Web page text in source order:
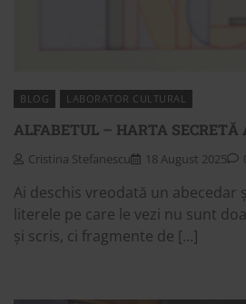
BLOG LABORATOR CULTURAL
ALFABETUL – HARTA
Cristina Stefanescu 18 August 2025
Ai deschis vreodată un abecedar
literele pe care le vezi nu sunt
și scris, ci fragmente de […]